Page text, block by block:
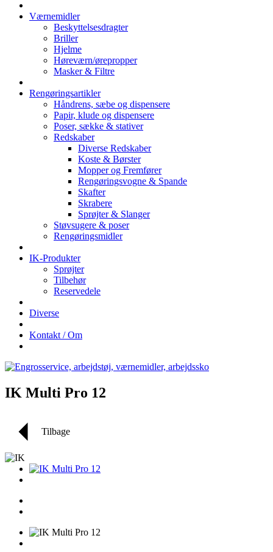
Værnemidler
Beskyttelsesdragter
Briller
Hjelme
Høreværn/ørepropper
Masker & Filtre
Rengøringsartikler
Håndrens, sæbe og dispensere
Papir, klude og dispensere
Poser, sække & stativer
Redskaber
Diverse Redskaber
Koste & Børster
Mopper og Fremfører
Rengøringsvogne & Spande
Skafter
Skrabere
Sprøjter & Slanger
Støvsugere & poser
Rengøringsmidler
IK-Produkter
Sprøjter
Tilbehør
Reservedele
Diverse
Kontakt / Om
IK Multi Pro 12
Tilbage